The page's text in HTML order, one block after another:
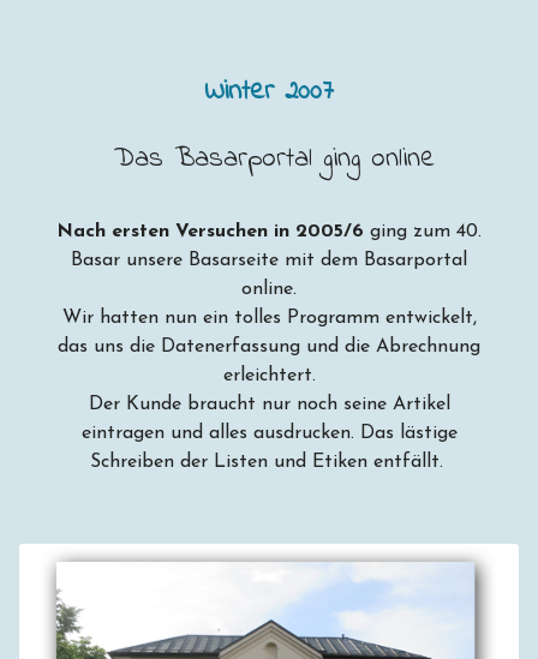
Winter 2007
Das Basarportal ging online
Nach ersten Versuchen in 2005/6 ging zum 40.
Basar unsere Basarseite mit dem Basarportal
online.
Wir hatten nun ein tolles Programm entwickelt,
das uns die Datenerfassung und die Abrechnung
erleichtert.
Der Kunde braucht nur noch seine Artikel
eintragen und alles ausdrucken. Das lästige
Schreiben der Listen und Etiken entfällt.